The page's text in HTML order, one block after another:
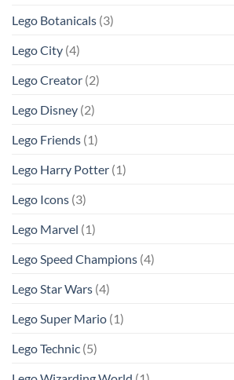
Lego Botanicals (3)
Lego City (4)
Lego Creator (2)
Lego Disney (2)
Lego Friends (1)
Lego Harry Potter (1)
Lego Icons (3)
Lego Marvel (1)
Lego Speed Champions (4)
Lego Star Wars (4)
Lego Super Mario (1)
Lego Technic (5)